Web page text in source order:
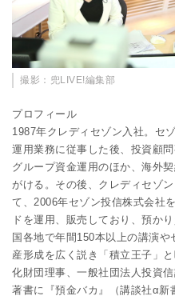
撮影：兜LIVE!編集部
プロフィール
1987年クレディセゾン入社。セ
運用業務に従事した後、投資顧
グループ資金運用のほか、海外
がける。その後、クレディセゾ
て、2006年セゾン投信株式会社
ドを運用、販売しており、預か
国各地で年間150本以上の講演
産形成を広く説き「積立王子」
化財団理事、一般社団法人投資信
著書に『預金バカ』（講談社α新